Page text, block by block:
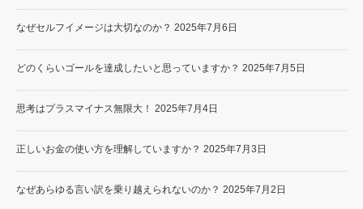
なぜセルフイメージは大切なのか？ 2025年7月6日
どのくらいゴールを達成したいと思っていますか？ 2025年7月5日
思考はプラスマイナス無限大！ 2025年7月4日
正しいお金の使い方を理解していますか？ 2025年7月3日
なぜあらゆる言い訳を乗り越えられないのか？ 2025年7月2日